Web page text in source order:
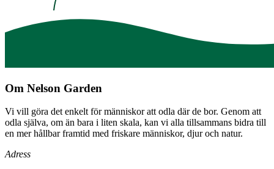
Om Nelson Garden
Vi vill göra det enkelt för människor att odla där de bor. Genom att
odla själva, om än bara i liten skala, kan vi alla tillsammans bidra till
en mer hållbar framtid med friskare människor, djur och natur.
Adress